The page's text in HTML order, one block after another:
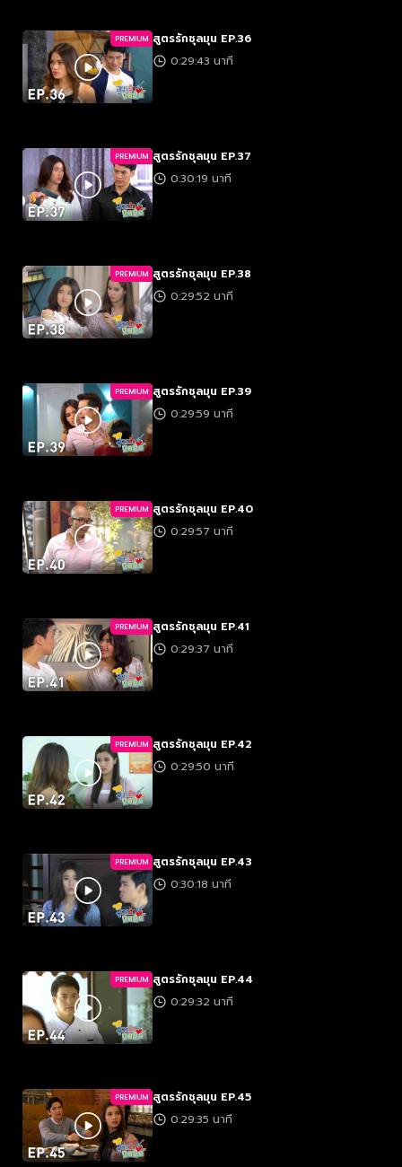
PREMIUM สูตรรักชุลมุน EP.36
0:29:43 นาที
PREMIUM สูตรรักชุลมุน EP.37
0:30:19 นาที
PREMIUM สูตรรักชุลมุน EP.38
0:29:52 นาที
PREMIUM สูตรรักชุลมุน EP.39
0:29:59 นาที
PREMIUM สูตรรักชุลมุน EP.40
0:29:57 นาที
PREMIUM สูตรรักชุลมุน EP.41
0:29:37 นาที
PREMIUM สูตรรักชุลมุน EP.42
0:29:50 นาที
PREMIUM สูตรรักชุลมุน EP.43
0:30:18 นาที
PREMIUM สูตรรักชุลมุน EP.44
0:29:32 นาที
PREMIUM สูตรรักชุลมุน EP.45
0:29:35 นาที